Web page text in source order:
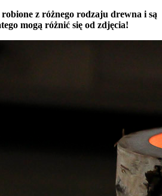
z różnego rodzaju drewna i są
mogą różnić się od zdjęcia!